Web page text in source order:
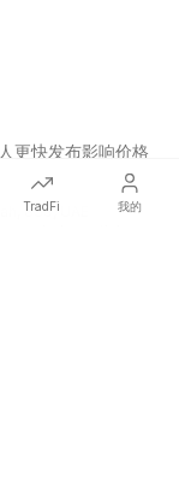
TradFi 我的
更快发布影响价格
839, UAE